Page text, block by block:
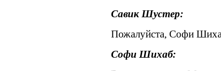
Савик Шустер:
Пожалуйста, Софи
Софи Шихаб: